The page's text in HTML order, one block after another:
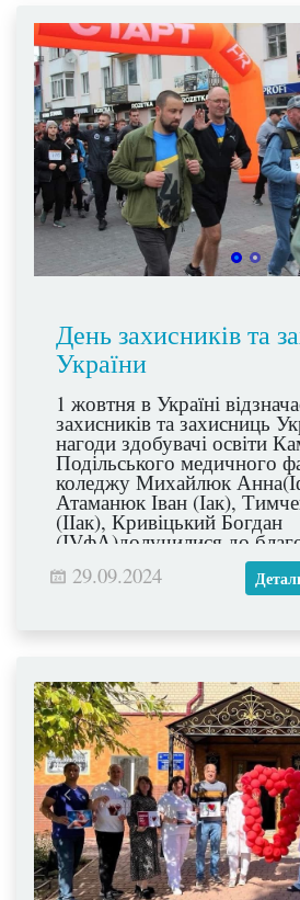
День захисників та
України
1 жовтня в Україні
захисників та захисниць
нагоди здобувачі освіти
Подільського медичного
коледжу Михайлюк
Атаманюк Іван (Іак),
(ІІак), Кривіцький Богдан
(ІVфА)долучилися до
на підтримку поранених
військовослужбовців. Забіг
Європейській площі 29
29.09.2024